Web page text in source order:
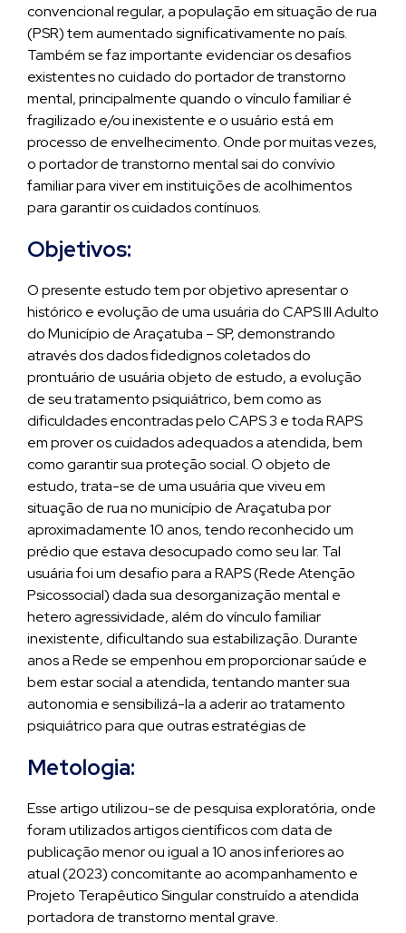
convencional regular, a população em situação de rua
(PSR) tem aumentado significativamente no país.
Também se faz importante evidenciar os desafios
existentes no cuidado do portador de transtorno
mental, principalmente quando o vínculo familiar é
fragilizado e/ou inexistente e o usuário está em
processo de envelhecimento. Onde por muitas vezes,
o portador de transtorno mental sai do convívio
familiar para viver em instituições de acolhimentos
para garantir os cuidados contínuos.
Objetivos:
O presente estudo tem por objetivo apresentar o
histórico e evolução de uma usuária do CAPS III Adulto
do Município de Araçatuba – SP, demonstrando
através dos dados fidedignos coletados do
prontuário de usuária objeto de estudo, a evolução
de seu tratamento psiquiátrico, bem como as
dificuldades encontradas pelo CAPS 3 e toda RAPS
em prover os cuidados adequados a atendida, bem
como garantir sua proteção social. O objeto de
estudo, trata-se de uma usuária que viveu em
situação de rua no município de Araçatuba por
aproximadamente 10 anos, tendo reconhecido um
prédio que estava desocupado como seu lar. Tal
usuária foi um desafio para a RAPS (Rede Atenção
Psicossocial) dada sua desorganização mental e
hetero agressividade, além do vínculo familiar
inexistente, dificultando sua estabilização. Durante
anos a Rede se empenhou em proporcionar saúde e
bem estar social a atendida, tentando manter sua
autonomia e sensibilizá-la a aderir ao tratamento
psiquiátrico para que outras estratégias de
Metologia:
Esse artigo utilizou-se de pesquisa exploratória, onde
foram utilizados artigos científicos com data de
publicação menor ou igual a 10 anos inferiores ao
atual (2023) concomitante ao acompanhamento e
Projeto Terapêutico Singular construído a atendida
portadora de transtorno mental grave.